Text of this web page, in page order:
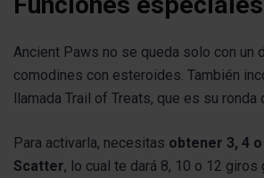
Ancient Paws no se queda solo con un
comodines con esteroides. También
llamada Trail of Treats, que es su
Para activarla, necesitas obtener 3, 4
Scatter, lo cual te dará 8, 10 o 12 giros